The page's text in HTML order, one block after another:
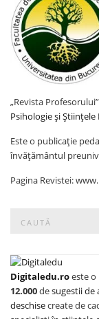
„Revista
Psihologie și
Este o publicație
învățământul
Pagina Revistei:
for:
Digitaledu.roeste o
12.000desugestii de
deschisecreate de